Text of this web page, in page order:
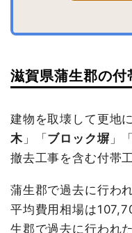
滋賀県蒲生郡の
建物を取壊して更地
木」「 ブロック塀 」
撤去工事を含む付帯
蒲生郡で過去に行わ
平均費用相場は
生郡で過去に行われ